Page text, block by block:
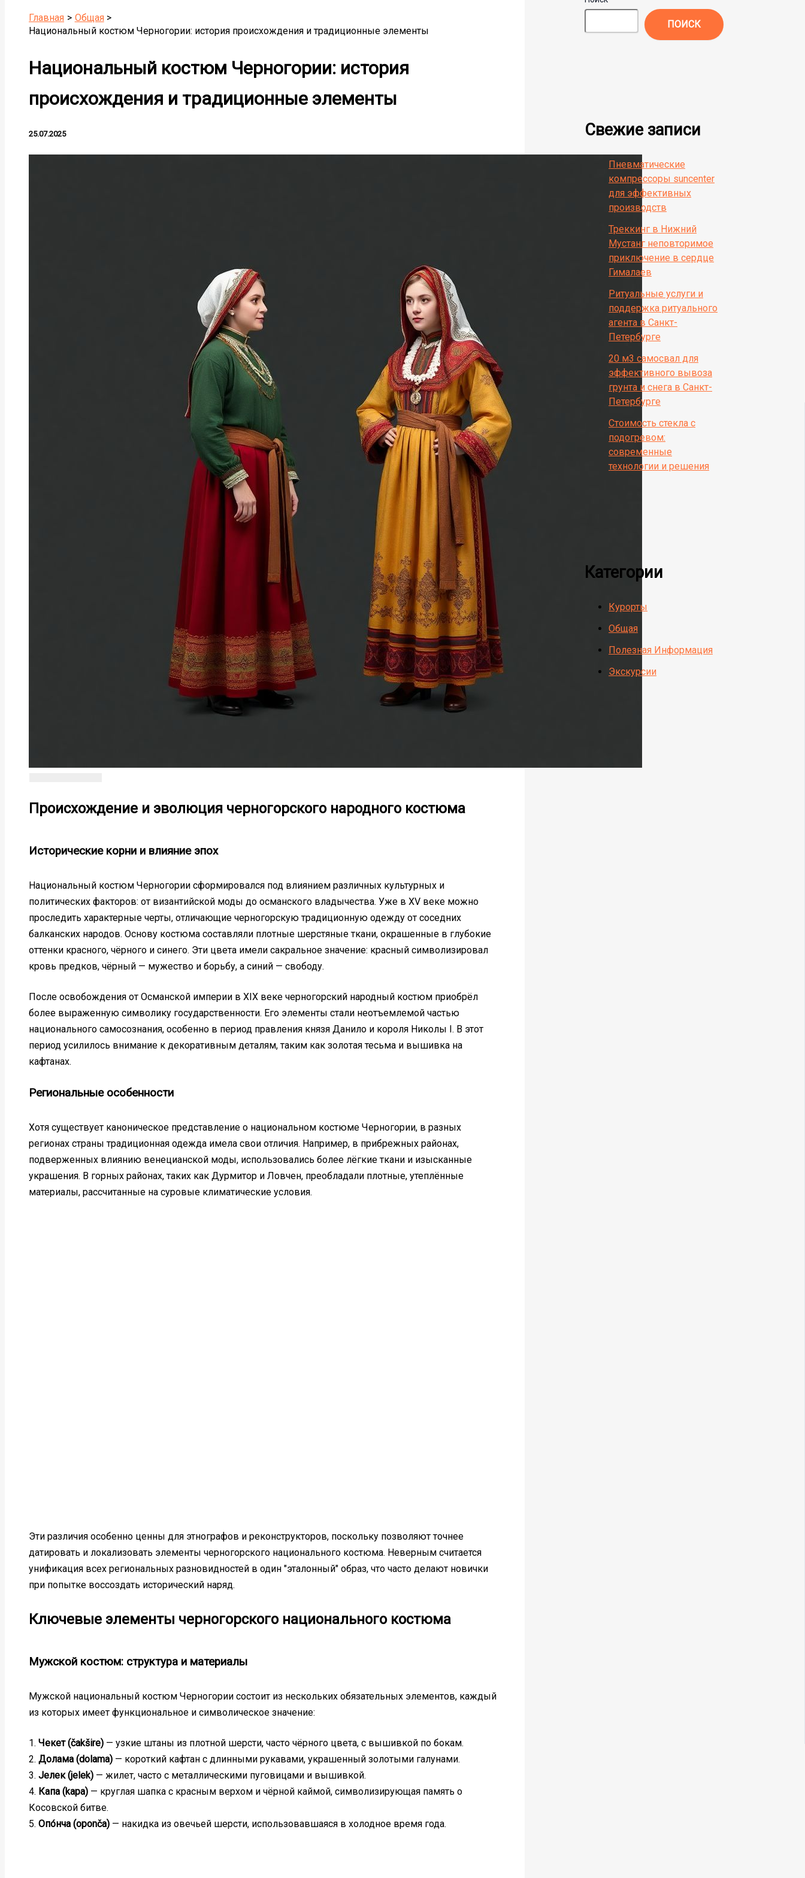
Главная
Общая
Национальный костюм Черногории: история происхождения и традиционные элементы
Национальный костюм Черногории: история
происхождения и традиционные элементы
25.07.2025
Происхождение и эволюция черногорского народного костюма
Исторические корни и влияние эпох
Национальный костюм Черногории сформировался под влиянием различных культурных и
политических факторов: от византийской моды до османского владычества. Уже в XV веке можно
проследить характерные черты, отличающие черногорскую традиционную одежду от соседних
балканских народов. Основу костюма составляли плотные шерстяные ткани, окрашенные в глубокие
оттенки красного, чёрного и синего. Эти цвета имели сакральное значение: красный символизировал
кровь предков, чёрный — мужество и борьбу, а синий — свободу.
После освобождения от Османской империи в XIX веке черногорский народный костюм приобрёл
более выраженную символику государственности. Его элементы стали неотъемлемой частью
национального самосознания, особенно в период правления князя Данило и короля Николы I. В этот
период усилилось внимание к декоративным деталям, таким как золотая тесьма и вышивка на
кафтанах.
Региональные особенности
Хотя существует каноническое представление о национальном костюме Черногории, в разных
регионах страны традиционная одежда имела свои отличия. Например, в прибрежных районах,
подверженных влиянию венецианской моды, использовались более лёгкие ткани и изысканные
украшения. В горных районах, таких как Дурмитор и Ловчен, преобладали плотные, утеплённые
материалы, рассчитанные на суровые климатические условия.
Эти различия особенно ценны для этнографов и реконструкторов, поскольку позволяют точнее
датировать и локализовать элементы черногорского национального костюма. Неверным считается
унификация всех региональных разновидностей в один "эталонный" образ, что часто делают новички
при попытке воссоздать исторический наряд.
Ключевые элементы черногорского национального костюма
Мужской костюм: структура и материалы
Мужской национальный костюм Черногории состоит из нескольких обязательных элементов, каждый
из которых имеет функциональное и символическое значение:
1. Чекет (čakšire) — узкие штаны из плотной шерсти, часто чёрного цвета, с вышивкой по бокам.
2. Долама (dolama) — короткий кафтан с длинными рукавами, украшенный золотыми галунами.
3. Јелек (jelek) — жилет, часто с металлическими пуговицами и вышивкой.
4. Капа (kapa) — круглая шапка с красным верхом и чёрной каймой, символизирующая память о
Косовской битве.
5. Опо́нча (oponča) — накидка из овечьей шерсти, использовавшаяся в холодное время года.
ПОИСК
Свежие записи
Пневматические
компрессоры suncenter
для эффективных
производств
Треккинг в Нижний
Мустанг неповторимое
приключение в сердце
Гималаев
Ритуальные услуги и
поддержка ритуального
агента в Санкт-
Петербурге
20 м3 самосвал для
эффективного вывоза
грунта и снега в Санкт-
Петербурге
Стоимость стекла с
подогревом:
современные
технологии и решения
Категории
Курорты
Общая
Полезная Информация
Экскурсии